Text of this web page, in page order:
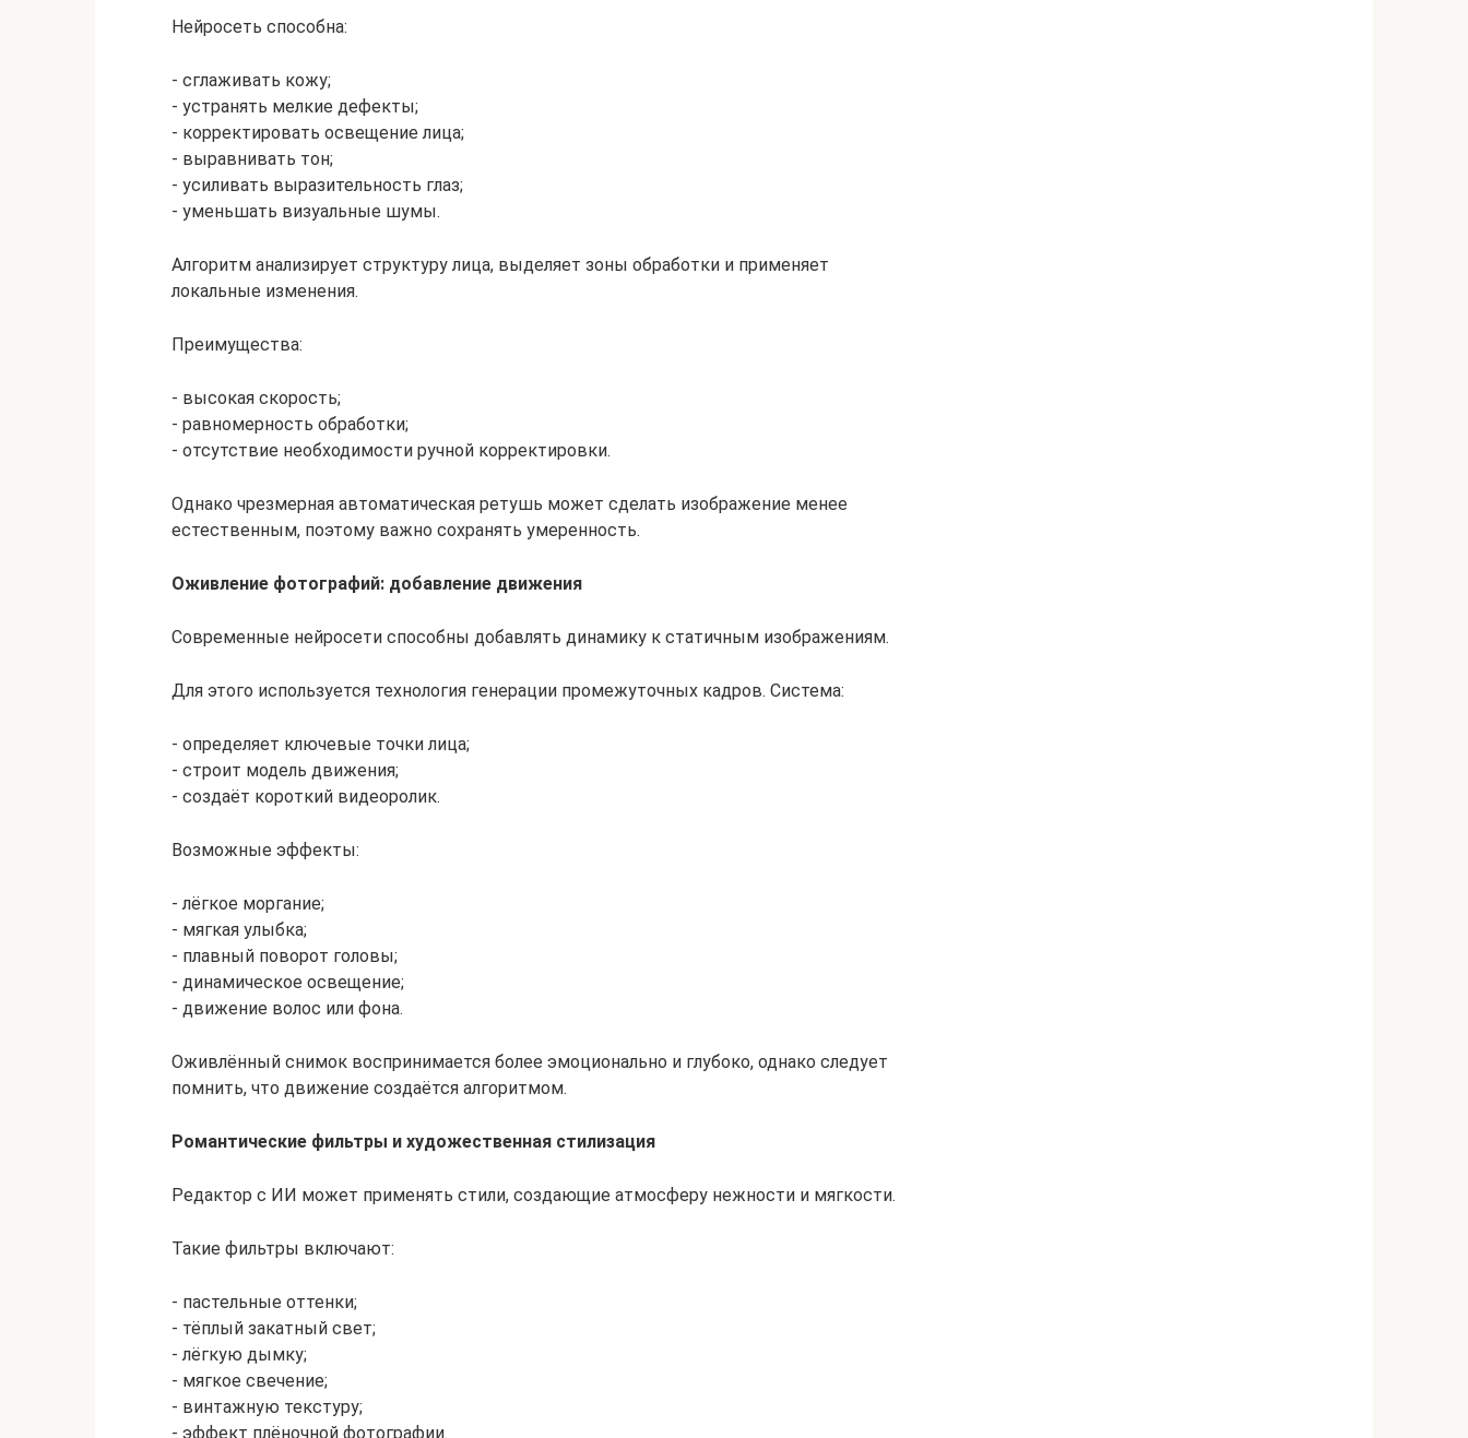
Нейросеть способна:
- сглаживать кожу;
- устранять мелкие дефекты;
- корректировать освещение лица;
- выравнивать тон;
- усиливать выразительность глаз;
- уменьшать визуальные шумы.
Алгоритм анализирует структуру лица, выделяет зоны обработки и применяет
локальные изменения.
Преимущества:
- высокая скорость;
- равномерность обработки;
- отсутствие необходимости ручной корректировки.
Однако чрезмерная автоматическая ретушь может сделать изображение менее
естественным, поэтому важно сохранять умеренность.
Оживление фотографий: добавление движения
Современные нейросети способны добавлять динамику к статичным изображениям.
Для этого используется технология генерации промежуточных кадров. Система:
- определяет ключевые точки лица;
- строит модель движения;
- создаёт короткий видеоролик.
Возможные эффекты:
- лёгкое моргание;
- мягкая улыбка;
- плавный поворот головы;
- динамическое освещение;
- движение волос или фона.
Оживлённый снимок воспринимается более эмоционально и глубоко, однако следует
помнить, что движение создаётся алгоритмом.
Романтические фильтры и художественная стилизация
Редактор с ИИ может применять стили, создающие атмосферу нежности и мягкости.
Такие фильтры включают:
- пастельные оттенки;
- тёплый закатный свет;
- лёгкую дымку;
- мягкое свечение;
- винтажную текстуру;
- эффект плёночной фотографии.